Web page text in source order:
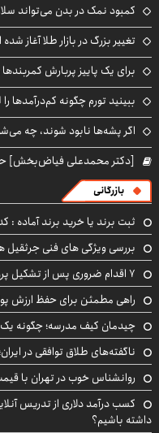
کمبود نمک در بدن می‌تواند
تغییر بزرگ در بازار طلا آغاز
برای یک پاییز پربارش کمربندها
ببینید تورم چگونه کم‌درآمدها
اگر پشه‌ها نابود شوند، چه
[دکتر محمدعلی فیاض‌بخش]
بازرگانی
ثبت برند یا خرید برند آماده
بررسی ویژگی های فنی جرثقیل
۷ اقدام ضروری پس از تشکیل پرونده مواد مخدر؛ راهنمای خانواده‌ها
راهی مطمئن برای حفظ ارزش
چیدمان کیف مدرسه؛ چگونه
ناگفته‌های طلاق توافقی در
روانشناس خوب در تهران با
کسب درآمد دلاری از تدریس
داشته باشیم؟